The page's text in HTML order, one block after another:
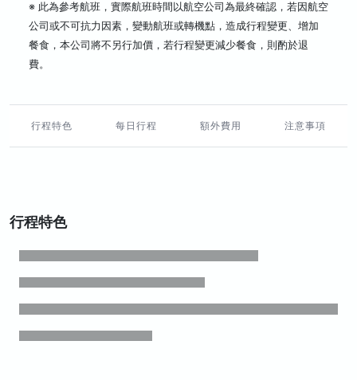
※ 此為參考航班，實際航班時間以航空公司為最終確認，若因航空
公司或不可抗力因素，變動航班或轉機點，造成行程變更、增加
餐食，本公司將不另行加價，若行程變更減少餐食，則酌於退
費。
行程特色 每日行程 額外費用 注意事項
行程特色